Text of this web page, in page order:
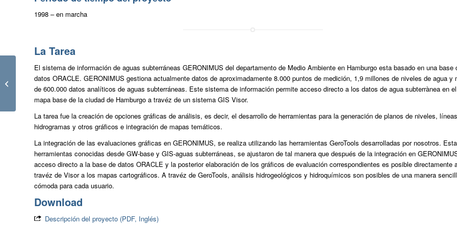
1998 – en marcha
La Tarea
El sistema de información de aguas subterráneas GERONIMUS del departamento de Medio Ambiente en Hamburgo esta basado en una base
datos ORACLE. GERONIMUS gestiona actualmente datos de aproximadamente 8.000 puntos de medición, 1,9 millones de niveles de agua y
de 600.000 datos analíticos de aguas subterráneas. Este sistema de información permite acceso directo a los datos de agua subterrànea en el
mapa base de la ciudad de Hamburgo a travéz de un sistema GIS Visor.
La tarea fue la creación de opciones gráficas de análisis, es decir, el desarrollo de herramientas para la generación de planos de niveles,
hidrogramas y otros gráficos e integración de mapas temáticos.
La integración de las evaluaciones gráficas en GERONIMUS, se realiza utilizando las herramientas GeroTools desarrolladas por nosotros.
herramientas conocidas desde GW-base y GIS-aguas subterráneas, se ajustaron de tal manera que después de la integración en
acceso directo a la base de datos ORACLE y la posterior elaboración de los gráficos de evaluación correspondientes es posible directamente
travéz de Visor a los mapas cartográficos. A travéz de GeroTools, análisis hidrogeológicos y hidroquímicos son posibles de una manera
cómoda para cada usuario.
Download
Descripción del proyecto (PDF, Inglés)
Aeropuerto de
Frankfurt, Alemania